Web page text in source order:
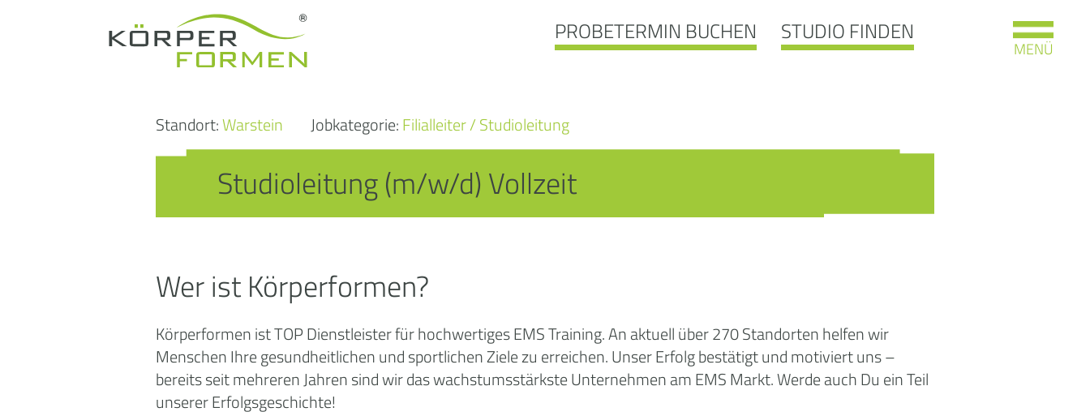
PROBETERMIN BUCHEN STUDIO FINDEN
MENÜ
Standort:Warstein Jobkategorie:Filialleiter / Studioleitung
Studioleitung (m/w/d) Vollzeit
Wer ist Körperformen?
Körperformen ist TOP Dienstleister für hochwertiges EMS Training. An aktuell über 270 Standorten helfen wir
Menschen Ihre gesundheitlichen und sportlichen Ziele zu erreichen. Unser Erfolg bestätigt und motiviert uns –
bereits seit mehreren Jahren sind wir das wachstumsstärkste Unternehmen am EMS Markt. Werde auch Du ein Teil
unserer Erfolgsgeschichte!